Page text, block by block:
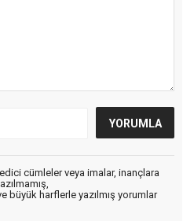
cümleler veya imalar, inançlara
büyük harflerle yazılmış yorumlar